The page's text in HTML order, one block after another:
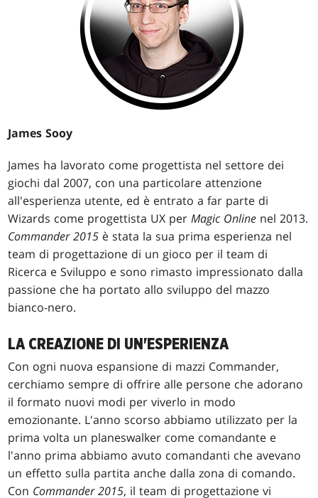
James Sooy
James ha lavorato come progettista nel settore dei
giochi dal 2007, con una particolare attenzione
all'esperienza utente, ed è entrato a far parte di
Wizards come progettista UX perMagic Online nel 2013.
Commander 2015 è stata la sua prima esperienza nel
team di progettazione di un gioco per il team di
Ricerca e Sviluppo e sono rimasto impressionato dalla
passione che ha portato allo sviluppo del mazzo
bianco-nero.
LA CREAZIONE DI UN'ESPERIENZA
Con ogni nuova espansione di mazzi Commander,
cerchiamo sempre di offrire alle persone che adorano
il formato nuovi modi per viverlo in modo
emozionante. L'anno scorso abbiamo utilizzato per la
prima volta un planeswalker come comandante e
l'anno prima abbiamo avuto comandanti che avevano
un effetto sulla partita anche dalla zona di comando.
Con Commander 2015, il team di progettazione vi